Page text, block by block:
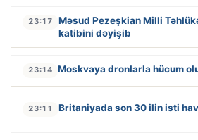
23:17
Məsud Pezeşkian Milli
katibini dəyişib
23:14 Moskvaya dronlarla hücum
23:11 Britaniyada son 30 ilin isti